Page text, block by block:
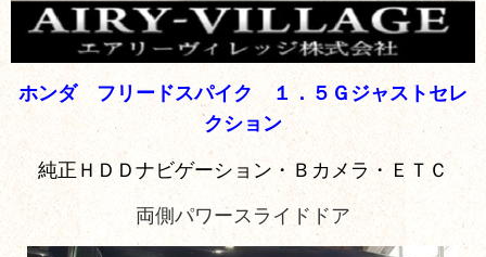
ホンダ フリードスパイク １．５Ｇジャストセレ
クション
純正ＨＤＤナビゲーション・Ｂカメラ・ＥＴＣ
両側パワースライドドア